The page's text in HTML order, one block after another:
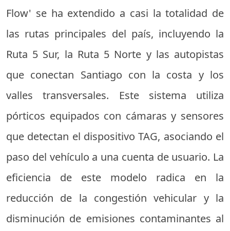
Flow' se ha extendido a casi la totalidad de
las rutas principales del país, incluyendo la
Ruta 5 Sur, la Ruta 5 Norte y las autopistas
que conectan Santiago con la costa y los
valles transversales. Este sistema utiliza
pórticos equipados con cámaras y sensores
que detectan el dispositivo TAG, asociando el
paso del vehículo a una cuenta de usuario. La
eficiencia de este modelo radica en la
reducción de la congestión vehicular y la
disminución de emisiones contaminantes al